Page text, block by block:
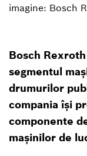
imagine: Bosch
Bosch
segmentul
drumurilor
compania își
componente
mașinilor de